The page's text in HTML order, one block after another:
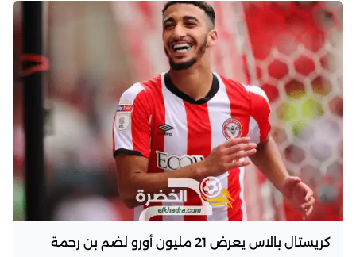
كريستال بالاس يعرض 21 مليون أورو لضم بن رحمة